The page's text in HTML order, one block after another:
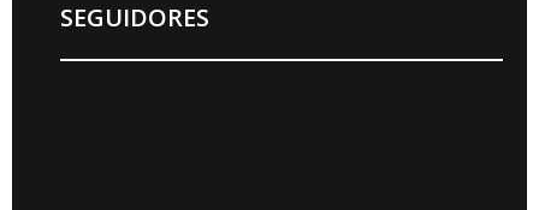
SEGUIDORES